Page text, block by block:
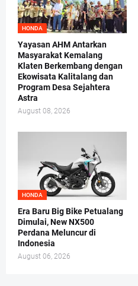
HONDA
Yayasan AHM Antarkan
Masyarakat Kemalang
Klaten Berkembang dengan
Ekowisata Kalitalang dan
Program Desa Sejahtera
Astra
August 08, 2026
HONDA
Era Baru Big Bike Petualang
Dimulai, New NX500
Perdana Meluncur di
Indonesia
August 06, 2026